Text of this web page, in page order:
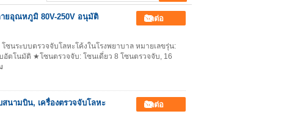
ายอุณหภูมิ 80V-250V อนุมัติ
ติดต่อ
นระบบตรวจจับโลหะโค้งในโรงพยาบาล หมายเลขรุ่น:
ตโนมัติ ★โซนตรวจจับ: โซนเดี่ยว 8 โซนตรวจจับ, 16
สนามบิน, เครื่องตรวจจับโลหะ
ติดต่อ